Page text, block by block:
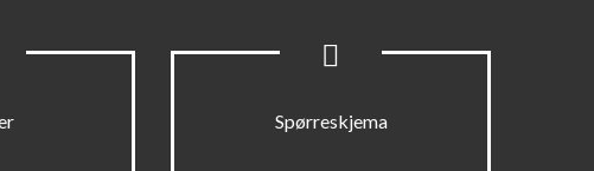
Spørreskjema